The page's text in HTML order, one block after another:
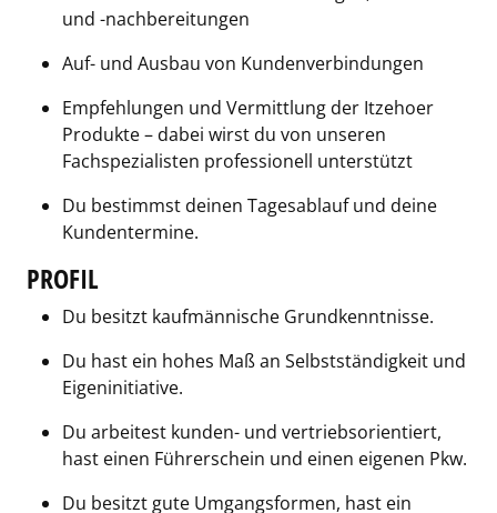
und -nachbereitungen
Auf- und Ausbau von Kundenverbindungen
Empfehlungen und Vermittlung der Itzehoer
Produkte – dabei wirst du von unseren
Fachspezialisten professionell unterstützt
Du bestimmst deinen Tagesablauf und deine
Kundentermine.
PROFIL
Du besitzt kaufmännische Grundkenntnisse.
Du hast ein hohes Maß an Selbstständigkeit und
Eigeninitiative.
Du arbeitest kunden- und vertriebsorientiert,
hast einen Führerschein und einen eigenen Pkw.
Du besitzt gute Umgangsformen, hast ein